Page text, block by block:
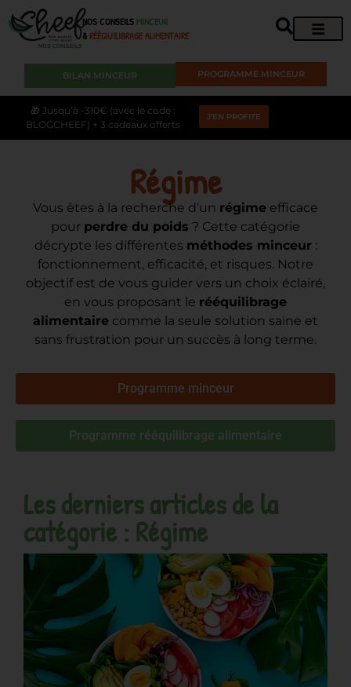
NOS CONSEILS MINCEUR
&RÉÉQUILIBRAGE ALIMENTAIRE
PROGRAMME MINCEUR
BILAN MINCEUR
🎁 Jusqu’à -310€ (avec le code :
BLOGCHEEF) + 3 cadeaux offerts
J'EN PROFITE
Régime
Vous êtes à la recherche d’un régime efficace
pour perdre du poids ? Cette catégorie
décrypte les différentes méthodes minceur:
fonctionnement, efficacité, et risques. Notre
objectif est de vous guider vers un choix éclairé,
en vous proposant le rééquilibrage
alimentaire comme la seule solution saine et
sans frustration pour un succès à long terme.
Programme minceur
Programme rééquilibrage alimentaire
Les derniers articles de la
catégorie : Régime